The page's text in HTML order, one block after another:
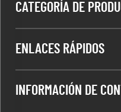
CATEGORÍA DE
ENLACES RÁPIDOS
INFORMACIÓN DE